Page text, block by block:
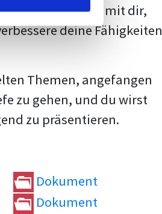
Tipps und Tricks
mit dir,
deine Fähigkeiten
Themen, angefangen
zu gehen, und du wirst
zu präsentieren.
Dokument
Dokument